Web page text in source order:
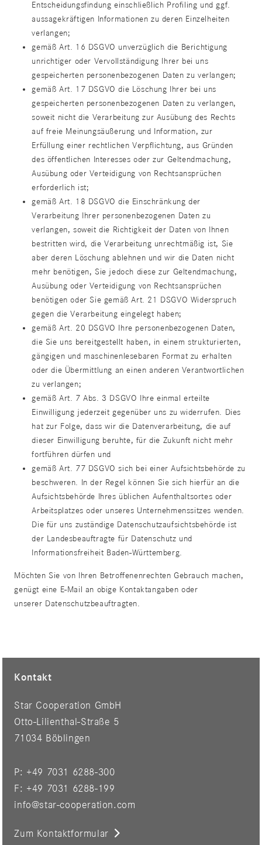
Entscheidungsfindung einschließlich Profiling und ggf.
aussagekräftigen Informationen zu deren Einzelheiten
verlangen;
gemäß Art. 16 DSGVO unverzüglich die Berichtigung
unrichtiger oder Vervollständigung Ihrer bei uns
gespeicherten personenbezogenen Daten zu verlangen;
gemäß Art. 17 DSGVO die Löschung Ihrer bei uns
gespeicherten personenbezogenen Daten zu verlangen,
soweit nicht die Verarbeitung zur Ausübung des Rechts
auf freie Meinungsäußerung und Information, zur
Erfüllung einer rechtlichen Verpflichtung, aus Gründen
des öffentlichen Interesses oder zur Geltendmachung,
Ausübung oder Verteidigung von Rechtsansprüchen
erforderlich ist;
gemäß Art. 18 DSGVO die Einschränkung der
Verarbeitung Ihrer personenbezogenen Daten zu
verlangen, soweit die Richtigkeit der Daten von Ihnen
bestritten wird, die Verarbeitung unrechtmäßig ist, Sie
aber deren Löschung ablehnen und wir die Daten nicht
mehr benötigen, Sie jedoch diese zur Geltendmachung,
Ausübung oder Verteidigung von Rechtsansprüchen
benötigen oder Sie gemäß Art. 21 DSGVO Widerspruch
gegen die Verarbeitung eingelegt haben;
gemäß Art. 20 DSGVO Ihre personenbezogenen Daten,
die Sie uns bereitgestellt haben, in einem strukturierten,
gängigen und maschinenlesebaren Format zu erhalten
oder die Übermittlung an einen anderen Verantwortlichen
zu verlangen;
gemäß Art. 7 Abs. 3 DSGVO Ihre einmal erteilte
Einwilligung jederzeit gegenüber uns zu widerrufen. Dies
hat zur Folge, dass wir die Datenverarbeitung, die auf
dieser Einwilligung beruhte, für die Zukunft nicht mehr
fortführen dürfen und
gemäß Art. 77 DSGVO sich bei einer Aufsichtsbehörde zu
beschweren. In der Regel können Sie sich hierfür an die
Aufsichtsbehörde Ihres üblichen Aufenthaltsortes oder
Arbeitsplatzes oder unseres Unternehmenssitzes wenden.
Die für uns zuständige Datenschutzaufsichtsbehörde ist
der Landesbeauftragte für Datenschutz und
Informationsfreiheit Baden-Württemberg.
Möchten Sie von Ihren Betroffenenrechten Gebrauch machen,
genügt eine E-Mail an obige Kontaktangaben oder
unserer Datenschutzbeauftragten.
Kontakt
Star Cooperation GmbH
Otto-Lilienthal-Straße 5
71034 Böblingen
P: +49 7031 6288-300
F: +49 7031 6288-199
info@star-cooperation.com
Zum Kontaktformular